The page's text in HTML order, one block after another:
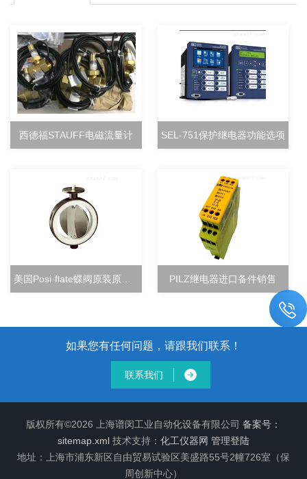
西德福STAUFF电磁流量计 SEL-751保护继电器功能选项
PILZ继电器进口备件销售
如果您有任何问题，请跟我们联系！
联系我们
版权所有©2026 上海谱闵工业自动化设备有限公司 备案号：
sitemap.xml 技术支持： 化工仪器网 管理登陆
地址：上海市浦东新区自由贸易试验区美盛路55号2幢726室（保
周创新中心）